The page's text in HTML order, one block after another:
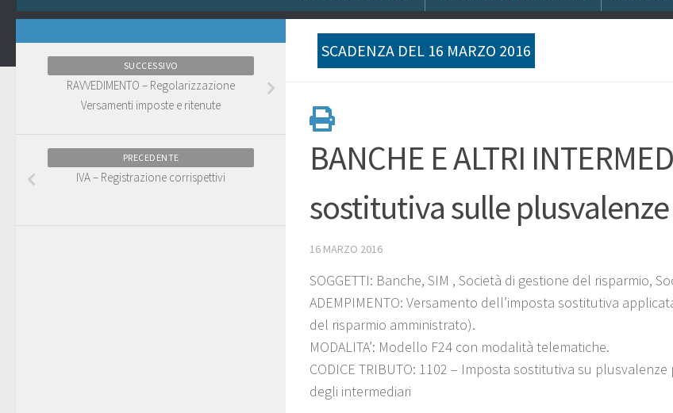
SCADENZA DEL 16 MARZO 2016
BANCHE E ALTRI
sostitutiva sulle plusvalenze
16 MARZO 2016
SOGGETTI: Banche, SIM , Società di gestione del risparmio,
ADEMPIMENTO: Versamento dell’imposta sostitutiva
del risparmio amministrato).
MODALITA’: Modello F24 con modalità telematiche.
CODICE TRIBUTO: 1102 – Imposta sostitutiva su
degli intermediari
SUCCESSIVO
RAVVEDIMENTO – Regolarizzazione
Versamenti imposte e ritenute
PRECEDENTE
IVA – Registrazione corrispettivi